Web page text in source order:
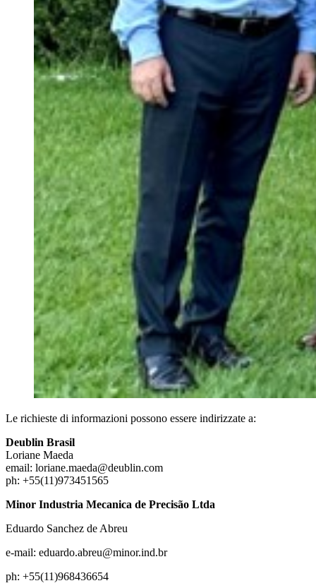
Le richieste di informazioni possono essere indirizzate a:
Deublin Brasil
Loriane Maeda
email: loriane.maeda@deublin.com
ph: +55(11)973451565
Minor Industria Mecanica de Precisão Ltda
Eduardo Sanchez de Abreu
e-mail: eduardo.abreu@minor.ind.br
ph: +55(11)968436654